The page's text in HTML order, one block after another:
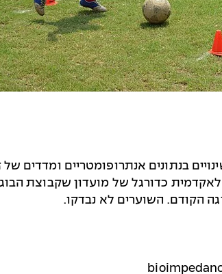
13 שהשתייכו לאקדמית כדורגל של מועדון
הקודם. השוערים לא נבדקו.